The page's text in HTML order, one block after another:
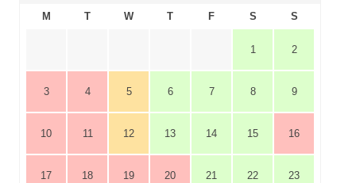
M T W T F S S
1 2
3 4 5 6 7 8 9
10 11 12 13 14 15 16
17 18 19 20 21 22 23